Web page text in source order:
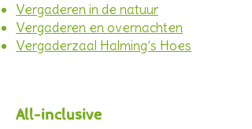
Vergaderen in de natuur
Vergaderen en overnachten
Vergaderzaal Halming’s Hoes
All-inclusive